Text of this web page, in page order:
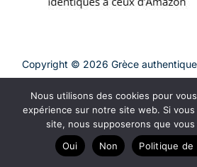
Copyright © 2026 Grèce
A propos
Contact
Plan du site
Mentions légales
Nous utilisons des cookies pour
expérience sur notre site web. Si
site, nous supposerons que
Oui
Non Politique